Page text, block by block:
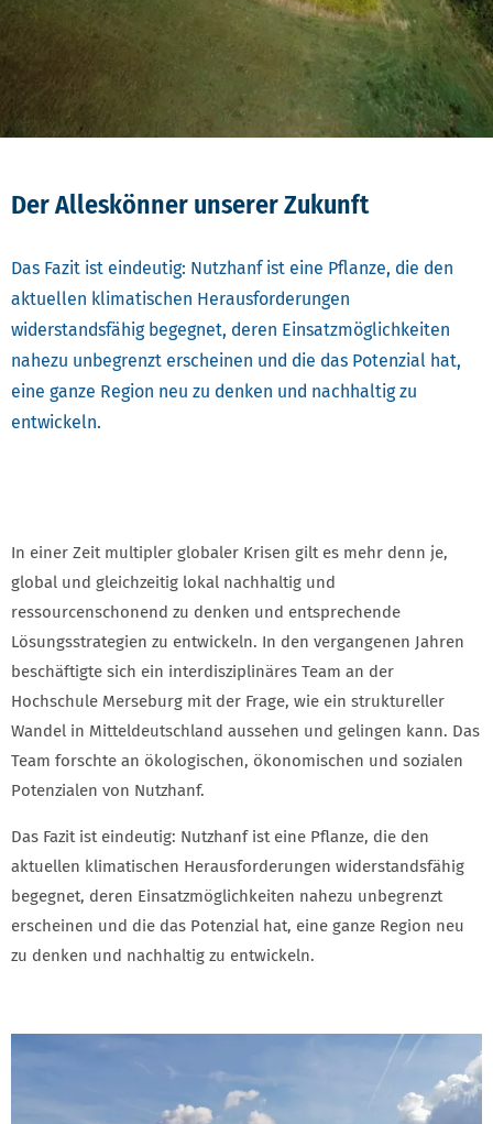
Der Alleskönner unserer Zukunft
Das Fazit ist eindeutig: Nutzhanf ist eine Pflanze, die den
aktuellen klimatischen Herausforderungen
widerstandsfähig begegnet, deren Einsatzmöglichkeiten
nahezu unbegrenzt erscheinen und die das Potenzial hat,
eine ganze Region neu zu denken und nachhaltig zu
entwickeln.
In einer Zeit multipler globaler Krisen gilt es mehr denn je,
global und gleichzeitig lokal nachhaltig und
ressourcenschonend zu denken und entsprechende
Lösungsstrategien zu entwickeln. In den vergangenen Jahren
beschäftigte sich ein interdisziplinäres Team an der
Hochschule Merseburg mit der Frage, wie ein struktureller
Wandel in Mitteldeutschland aussehen und gelingen kann. Das
Team forschte an ökologischen, ökonomischen und sozialen
Potenzialen von Nutzhanf.
Das Fazit ist eindeutig: Nutzhanf ist eine Pflanze, die den
aktuellen klimatischen Herausforderungen widerstandsfähig
begegnet, deren Einsatzmöglichkeiten nahezu unbegrenzt
erscheinen und die das Potenzial hat, eine ganze Region neu
zu denken und nachhaltig zu entwickeln.